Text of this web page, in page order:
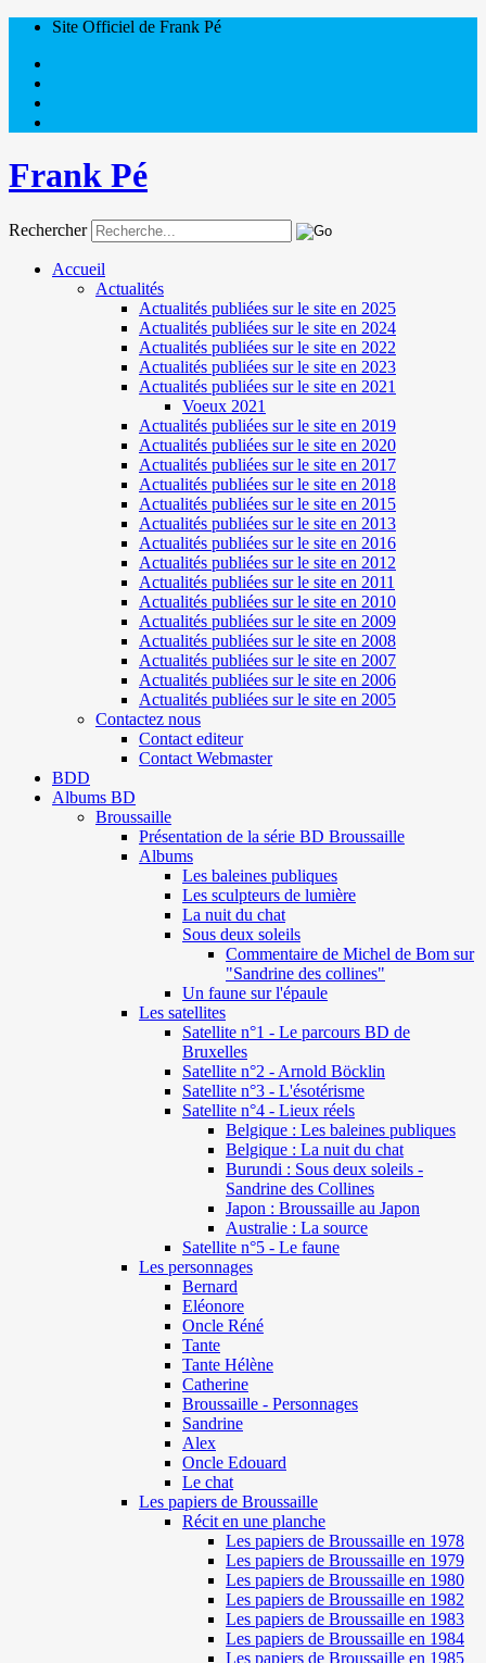
Site Officiel de Frank Pé
Frank Pé
Rechercher
Accueil
Actualités
Actualités publiées sur le site en 2025
Actualités publiées sur le site en 2024
Actualités publiées sur le site en 2022
Actualités publiées sur le site en 2023
Actualités publiées sur le site en 2021
Voeux 2021
Actualités publiées sur le site en 2019
Actualités publiées sur le site en 2020
Actualités publiées sur le site en 2017
Actualités publiées sur le site en 2018
Actualités publiées sur le site en 2015
Actualités publiées sur le site en 2013
Actualités publiées sur le site en 2016
Actualités publiées sur le site en 2012
Actualités publiées sur le site en 2011
Actualités publiées sur le site en 2010
Actualités publiées sur le site en 2009
Actualités publiées sur le site en 2008
Actualités publiées sur le site en 2007
Actualités publiées sur le site en 2006
Actualités publiées sur le site en 2005
Contactez nous
Contact editeur
Contact Webmaster
BDD
Albums BD
Broussaille
Présentation de la série BD Broussaille
Albums
Les baleines publiques
Les sculpteurs de lumière
La nuit du chat
Sous deux soleils
Commentaire de Michel de Bom sur
"Sandrine des collines"
Un faune sur l'épaule
Les satellites
Satellite n°1 - Le parcours BD de
Bruxelles
Satellite n°2 - Arnold Böcklin
Satellite n°3 - L'ésotérisme
Satellite n°4 - Lieux réels
Belgique : Les baleines publiques
Belgique : La nuit du chat
Burundi : Sous deux soleils -
Sandrine des Collines
Japon : Broussaille au Japon
Australie : La source
Satellite n°5 - Le faune
Les personnages
Bernard
Eléonore
Oncle Réné
Tante
Tante Hélène
Catherine
Broussaille - Personnages
Sandrine
Alex
Oncle Edouard
Le chat
Les papiers de Broussaille
Récit en une planche
Les papiers de Broussaille en 1978
Les papiers de Broussaille en 1979
Les papiers de Broussaille en 1980
Les papiers de Broussaille en 1982
Les papiers de Broussaille en 1983
Les papiers de Broussaille en 1984
Les papiers de Broussaille en 1985